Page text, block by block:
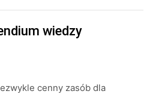
wiedzy
cenny zasób dla